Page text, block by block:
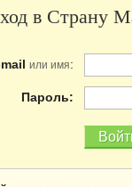
в Страну
или имя:
Пароль: